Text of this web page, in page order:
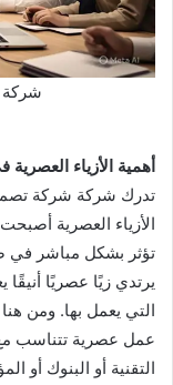
شركة
أهمية الأزياء العصرية
تدرك شركة شركة
الأزياء العصرية
تؤثر بشكل مباشر في
يرتدي زيًا عصريًا
التي يعمل بها. ومن
عمل عصرية تتناسب
التقنية أو البنوك أو